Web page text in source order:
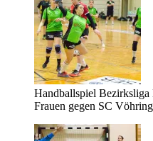
Handballspiel
Frauen gegen SC